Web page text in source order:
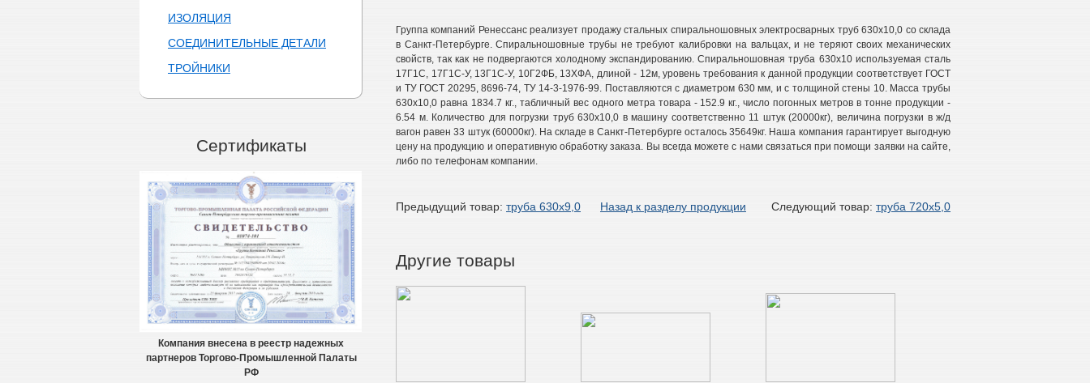
ИЗОЛЯЦИЯ
СОЕДИНИТЕЛЬНЫЕ ДЕТАЛИ
ТРОЙНИКИ
Сертификаты
Компания внесена в реестр надежных
партнеров Торгово-Промышленной Палаты
РФ
Группа компаний Ренессанс реализует продажу стальных спиральношовных электросварных труб 630х10,0 со склада
в Санкт-Петербурге. Спиральношовные трубы не требуют калибровки на вальцах, и не теряют своих механических
свойств, так как не подвергаются холодному экспандированию. Спиральношовная труба 630х10 используемая сталь
17Г1С, 17Г1С-У, 13Г1С-У, 10Г2ФБ, 13ХФА, длиной - 12м, уровень требования к данной продукции соответствует ГОСТ
и ТУ ГОСТ 20295, 8696-74, ТУ 14-3-1976-99. Поставляются с диаметром 630 мм, и с толщиной стены 10. Масса трубы
630х10,0 равна 1834.7 кг., табличный вес одного метра товара - 152.9 кг., число погонных метров в тонне продукции -
6.54 м. Количество для погрузки труб 630х10,0 в машину соответственно 11 штук (20000кг), величина погрузки в ж/д
вагон равен 33 штук (60000кг). На складе в Санкт-Петербурге осталось 35649кг. Наша компания гарантирует выгодную
цену на продукцию и оперативную обработку заказа. Вы всегда можете с нами связаться при помощи заявки на сайте,
либо по телефонам компании.
Предыдущий товар: труба 630х9,0 Назад к разделу продукции Следующий товар: труба 720х5,0
Другие товары